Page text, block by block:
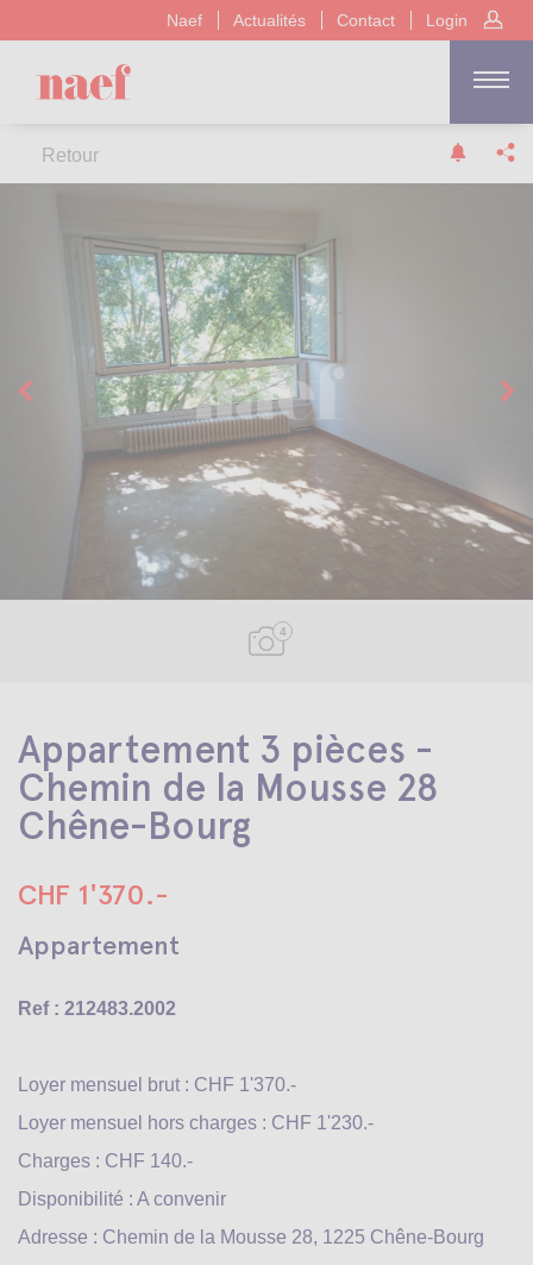
Naef Actualités Contact Login
Retour
4
Appartement 3 pièces -
Chemin de la Mousse 28
Chêne-Bourg
CHF 1'370.-
Appartement
Ref : 212483.2002
Loyer mensuel brut : CHF 1'370.-
Loyer mensuel hors charges : CHF 1'230.-
Charges : CHF 140.-
Disponibilité : A convenir
Adresse : Chemin de la Mousse 28, 1225 Chêne-Bourg